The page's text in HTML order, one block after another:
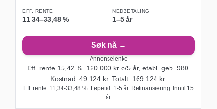
EFF. RENTE
11,34–33,48 %
NEDBETALING
1–5 år
Søk nå →
Annonselenke
Eff. rente 15,42 %. 120 000kr o/5år, etabl. geb. 980.
Kostnad: 49 124 kr. Totalt: 169 124 kr.
Eff. rente: 11,34-33,48 %. Løpetid: 1-5 år. Refinansiering: Inntil 15
år.